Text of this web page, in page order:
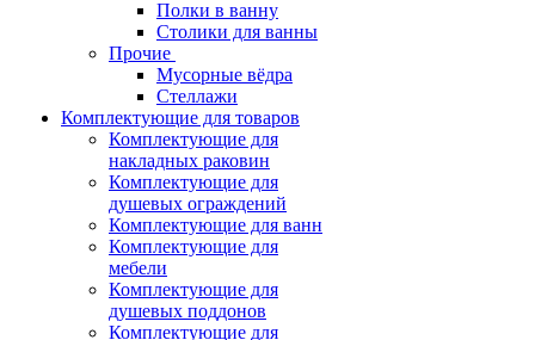
Полки в ванну
Столики для ванны
Прочие
Мусорные вёдра
Стеллажи
Комплектующие для товаров
Комплектующие для
накладных раковин
Комплектующие для
душевых ограждений
Комплектующие для ванн
Комплектующие для
мебели
Комплектующие для
душевых поддонов
Комплектующие для